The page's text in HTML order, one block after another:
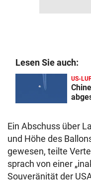
Lesen Sie auch:
US-
Ein Abschuss über
und Höhe des
gewesen, teilte
sprach von einer
Souveränität der